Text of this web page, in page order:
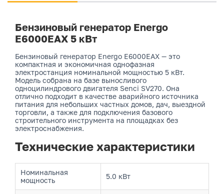
Бензиновый генератор Energo
E6000EAX 5 кВт
Бензиновый генератор Energo E6000EAX — это
компактная и экономичная однофазная
электростанция номинальной мощностью 5 кВт.
Модель собрана на базе выносливого
одноцилиндрового двигателя Senci SV270. Она
отлично подходит в качестве аварийного источника
питания для небольших частных домов, дач, выездной
торговли, а также для подключения базового
строительного инструмента на площадках без
электроснабжения.
Технические характеристики
Номинальная
мощность
5.0 кВт